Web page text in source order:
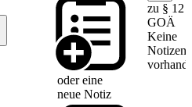
oder eine
neue Notiz
zu § 12
GOÄ
Keine
Notizen